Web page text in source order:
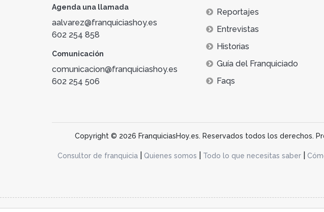
Agenda una llamada
aalvarez@franquiciashoy.es
602 254 858
Comunicación
comunicacion@franquiciashoy.es
602 254 506
Reportajes
Entrevistas
Historias
Guía del Franquiciado
Faqs
Copyright © 2026 FranquiciasHoy.es. Reservados todos los derechos.
Consultor de franquicia| Quienes somos Todo lo que necesitas saber|